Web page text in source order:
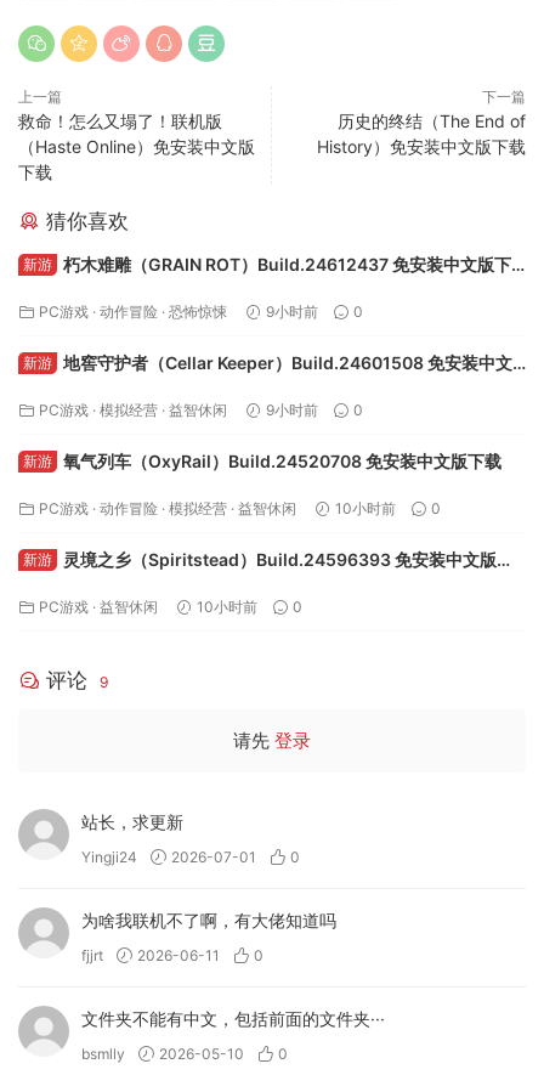
上一篇
救命！怎么又塌了！联机版
（Haste Online）免安装中文版
下载
下一篇
历史的终结（The End of
History）免安装中文版下载
猜你喜欢
新游 朽木难雕（GRAIN ROT）Build.24612437 免安装中文版下
PC游戏 · 动作冒险 · 恐怖惊悚 9小时前 0
新游 地窖守护者（Cellar Keeper）Build.24601508 免安装中文
PC游戏 · 模拟经营 · 益智休闲 9小时前 0
新游 氧气列车（OxyRail）Build.24520708 免安装中文版下载
PC游戏 · 动作冒险 · 模拟经营 · 益智休闲 10小时前 0
新游
灵境之乡（Spiritstead）Build.24596393 免安装中文版下
PC游戏 · 益智休闲 10小时前 0
评论 9
请先 登录
站长，求更新
Yingji24 2026-07-01 0
为啥我联机不了啊，有大佬知道吗
fjjrt 2026-06-11 0
文件夹不能有中文，包括前面的文件夹···
bsmlly 2026-05-10 0